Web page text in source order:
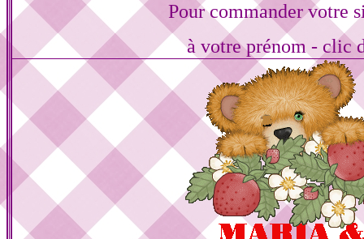
Pour commander votre
à votre prénom - clic